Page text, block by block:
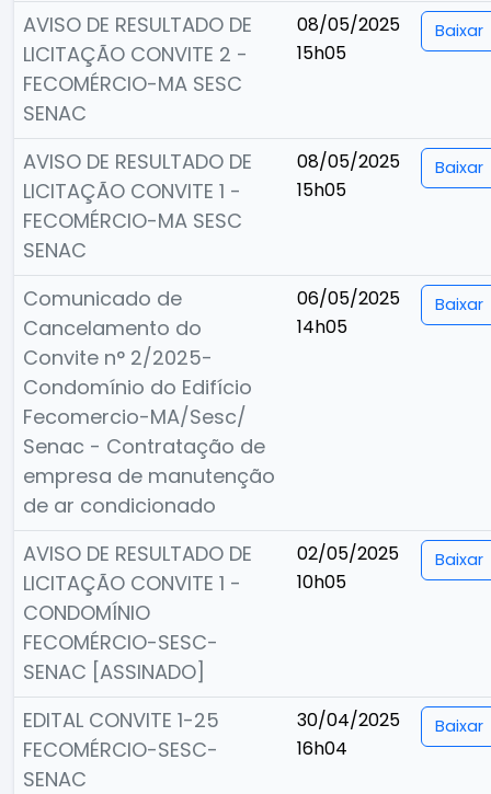
AVISO DE RESULTADO DE
LICITAÇÃO CONVITE 2 -
FECOMÉRCIO-MA SESC
SENAC
08/05/2025
15h05
Baixar
AVISO DE RESULTADO DE
LICITAÇÃO CONVITE 1 -
FECOMÉRCIO-MA SESC
SENAC
08/05/2025
15h05
Baixar
Comunicado de
Cancelamento do
Convite n° 2/2025-
Condomínio do Edifício
Fecomercio-MA/Sesc/
Senac - Contratação de
empresa de manutenção
de ar condicionado
06/05/2025
14h05
Baixar
AVISO DE RESULTADO DE
LICITAÇÃO CONVITE 1 -
CONDOMÍNIO
FECOMÉRCIO-SESC-
SENAC [ASSINADO]
02/05/2025
10h05
Baixar
EDITAL CONVITE 1-25
FECOMÉRCIO-SESC-
SENAC
30/04/2025
16h04
Baixar